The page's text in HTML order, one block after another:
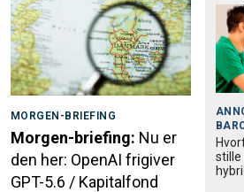
MORGEN-BRIEFING
Morgen-briefing: Nu er
den her: OpenAI frigiver
GPT-5.6 / Kapitalfond
stille